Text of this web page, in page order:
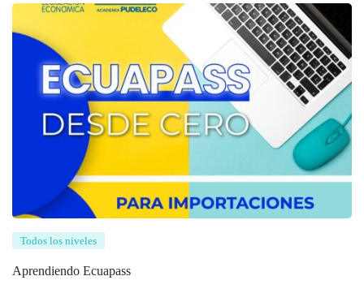
Todos los niveles
Aprendiendo Ecuapass